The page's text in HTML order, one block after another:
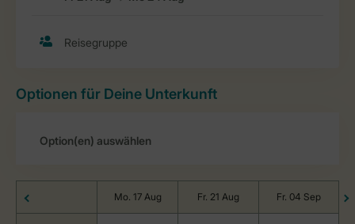
Optionen für Deine Unterkunft
Mo. 17 Aug Fr. 21 Aug Fr. 04 Sep